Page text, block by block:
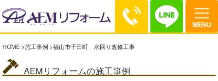
HOME >施工事例 >福山市千田町 水回り改修工事
AEMリフォームの施工事例